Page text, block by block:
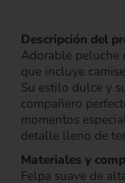
Descripción del
Adorable peluche
que incluye
Su estilo dulce y
compañero
momentos
detalle lleno de
Materiales y
Felpa suave de